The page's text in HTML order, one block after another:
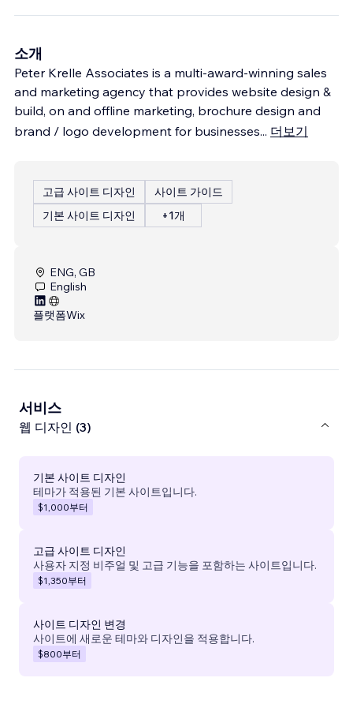
소개
Peter Krelle Associates is a multi-award-winning sales
and marketing agency that provides website design &
build, on and offline marketing, brochure design and
brand / logo development for businesses... 더보기
고급 사이트 디자인
사이트 가이드
기본 사이트 디자인
+1개
ENG, GB
English
플랫폼Wix
서비스
웹 디자인 (3)
기본 사이트 디자인
테마가 적용된 기본 사이트입니다.
$1,000부터
고급 사이트 디자인
사용자 지정 비주얼 및 고급 기능을 포함하는 사이트입니다.
$1,350부터
사이트 디자인 변경
사이트에 새로운 테마와 디자인을 적용합니다.
$800부터